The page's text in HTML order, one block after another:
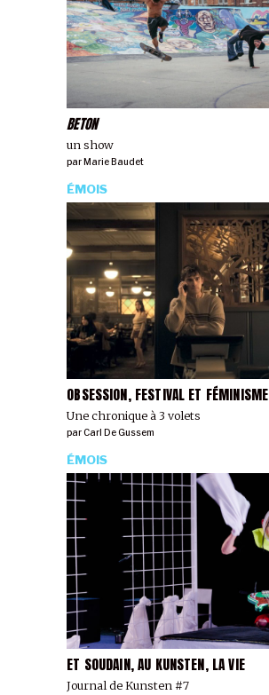
BETON
un show
par Marie Baudet
OBSESSION, FESTIVAL ET FÉMINISME
Une chronique à 3 volets
ÉMOIS
parCarl De Gussem
ET SOUDAIN, AU KUNSTEN, LA VIE
Journal de Kunsten #7
ÉMOIS